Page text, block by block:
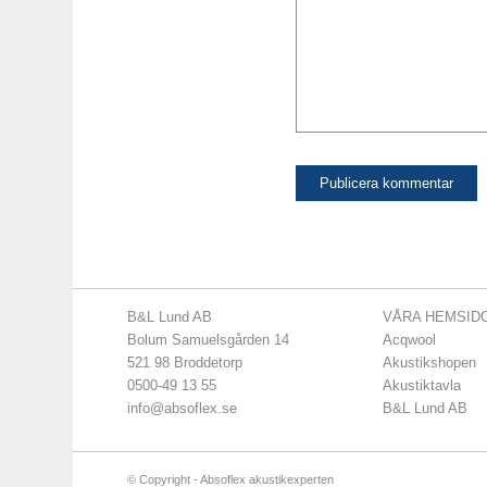
B&L Lund AB
Bolum Samuelsgården 14
521 98 Broddetorp
0500-49 13 55
info@absoflex.se
VÅRA
Acqwool
Akustikshopen
Akustiktavla
B&L Lund AB
© Copyright - Absoflex akustikexperten